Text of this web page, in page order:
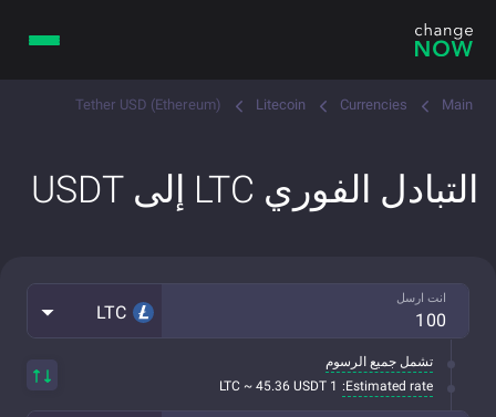
Main
Currencies
Litecoin
Tether USD (Ethereum)
التبادل الفوري LTC إلى USDT
انت ارسل
LTC
تشمل جميع الرسوم
Estimated rate:
1 LTC ~ 45.36 USDT